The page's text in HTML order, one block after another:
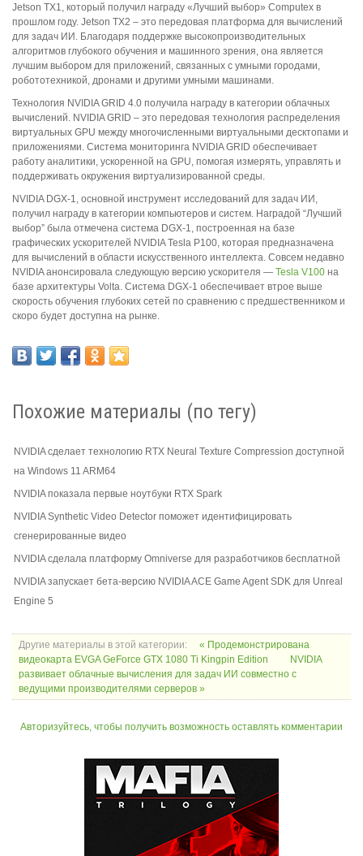
Jetson TX1, который получил награду «Лучший выбор» Computex в
прошлом году. Jetson TX2 – это передовая платформа для вычислений
для задач ИИ. Благодаря поддержке высокопроизводительных
алгоритмов глубокого обучения и машинного зрения, она является
лучшим выбором для приложений, связанных с умными городами,
робототехникой, дронами и другими умными машинами.
Технология NVIDIA GRID 4.0 получила награду в категории облачных
вычислений. NVIDIA GRID – это передовая технология распределения
виртуальных GPU между многочисленными виртуальными десктопами и
приложениями. Система мониторинга NVIDIA GRID обеспечивает
работу аналитики, ускоренной на GPU, помогая измерять, управлять и
поддерживать окружения виртуализированной среды.
NVIDIA DGX-1, основной инструмент исследований для задач ИИ,
получил награду в категории компьютеров и систем. Наградой “Лучший
выбор” была отмечена система DGX-1, построенная на базе
графических ускорителей NVIDIA Tesla P100, которая предназначена
для вычислений в области искусственного интеллекта. Совсем недавно
NVIDIA анонсировала следующую версию ускорителя — Tesla V100 на
базе архитектуры Volta. Система DGX-1 обеспечивает втрое выше
скорость обучения глубоких сетей по сравнению с предшественником и
скоро будет доступна на рынке.
Похожие материалы (по тегу)
NVIDIA сделает технологию RTX Neural Texture Compression доступной
на Windows 11 ARM64
NVIDIA показала первые ноутбуки RTX Spark
NVIDIA Synthetic Video Detector поможет идентифицировать
сгенерированные видео
NVIDIA сделала платформу Omniverse для разработчиков бесплатной
NVIDIA запускает бета-версию NVIDIA ACE Game Agent SDK для Unreal
Engine 5
Другие материалы в этой категории:
« Продемонстрирована
видеокарта EVGA GeForce GTX 1080 Ti Kingpin Edition
NVIDIA
развивает облачные вычисления для задач ИИ совместно с
ведущими производителями серверов »
Авторизуйтесь, чтобы получить возможность оставлять комментарии